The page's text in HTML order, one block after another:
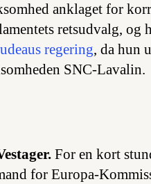
anklaget for
retsudvalg, og
regering, da hun
SNC-Lavalin.
For en kort
for Europa-